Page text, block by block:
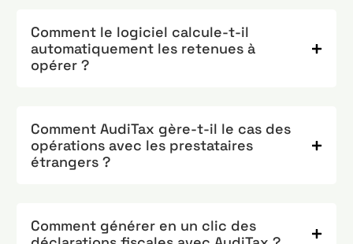
Comment le logiciel calcule-t-il
automatiquement les retenues à
opérer ?
Comment AudiTax gère-t-il le cas des
opérations avec les prestataires
étrangers ?
Comment générer en un clic des